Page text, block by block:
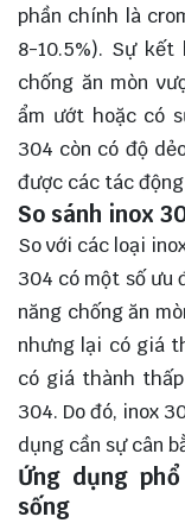
phần chính là
8-10.5%). Sự
chống ăn mòn
ẩm ướt hoặc có
304 còn có độ
được các tác
So sánh inox
So với các loại
304 có một số ưu
năng chống ăn
nhưng lại có giá
có giá thành
304. Do đó, inox
dụng cần sự cân
Ứng dụng
sống